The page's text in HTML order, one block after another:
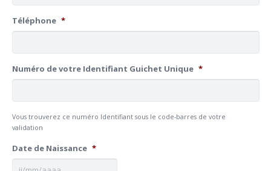
Téléphone *
Numéro de votre Identifiant Guichet Unique *
Vous trouverez ce numéro Identifiant sous le code-barres de votre
validation
Date de Naissance *